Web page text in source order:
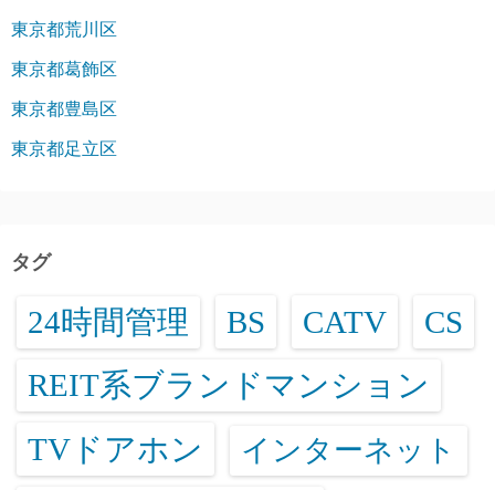
東京都荒川区
東京都葛飾区
東京都豊島区
東京都足立区
タグ
24時間管理 BS CATV CS
REIT系ブランドマンション
TVドアホン インターネット